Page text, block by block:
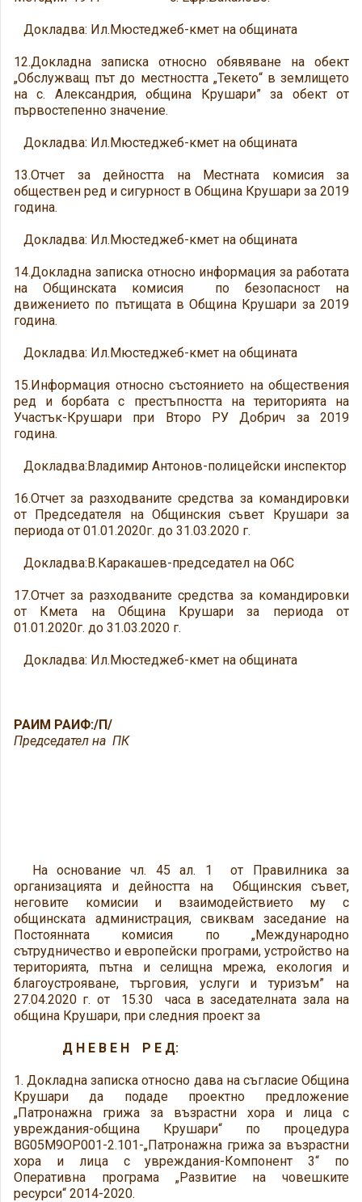
Докладва: Ил.Мюстеджеб-кмет на общината
12.Докладна записка относно обявяване на обект
„Обслужващ път до местността „Текето“ в землището
на с. Александрия, община Крушари” за обект от
първостепенно значение.
Докладва: Ил.Мюстеджеб-кмет на общината
13.Отчет за дейността на Местната комисия за
обществен ред и сигурност в Община Крушари за 2019
година.
Докладва: Ил.Мюстеджеб-кмет на общината
14.Докладна записка относно информация за работата
на Общинската комисия по безопасност на
движението по пътищата в Община Крушари за 2019
година.
Докладва: Ил.Мюстеджеб-кмет на общината
15.Информация относно състоянието на обществения
ред и борбата с престъпността на територията на
Участък-Крушари при Второ РУ Добрич за 2019
година.
Докладва:Владимир Антонов-полицейски инспектор
16.Отчет за разходваните средства за командировки
от Председателя на Общинския съвет Крушари за
периода от 01.01.2020г. до 31.03.2020 г.
Докладва:В.Каракашев-председател на ОбС
17.Отчет за разходваните средства за командировки
от Кмета на Община Крушари за периода от
01.01.2020г. до 31.03.2020 г.
Докладва: Ил.Мюстеджеб-кмет на общината
РАИМ РАИФ:/П/
Председател на ПК
На основание чл. 45 ал. 1 от Правилника за
организацията и дейността на Общинския съвет,
неговите комисии и взаимодействието му с
общинската администрация, свиквам заседание на
Постоянната комисия по „Международно
сътрудничество и европейски програми, устройство на
територията, пътна и селищна мрежа, екология и
благоустрояване, търговия, услуги и туризъм” на
27.04.2020 г. от 15.30 часа в заседателната зала на
община Крушари, при следния проект за
Д Н Е В Е Н Р Е Д:
1. Докладна записка относно дава на съгласие Община
Крушари да подаде проектно предложение
„Патронажна грижа за възрастни хора и лица с
увреждания-община Крушари“ по процедура
BG05M9OP001-2.101-„Патронажна грижа за възрастни
хора и лица с увреждания-Компонент 3“ по
Оперативна програма „Развитие на човешките
ресурси“ 2014-2020.